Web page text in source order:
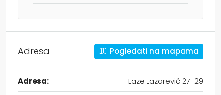
Adresa Pogledati na mapama
Adresa:
Laze Lazarević 27-29